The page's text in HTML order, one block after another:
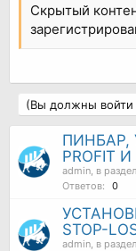
Скрытый
(Вы должны войти
ПИНБАР,
PROFIT И
admin , в
Ответов:
0
STOP-
admin , в